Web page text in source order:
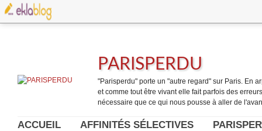
PARISPERDU
"Parisperdu" porte un "autre regard" sur Paris. En
et comme tout être vivant elle fait parfois des
nécessaire que ce qui nous pousse à aller de
ACCUEIL AFFINITÉS SÉLECTIVES